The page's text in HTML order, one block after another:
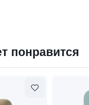
840 ₽
понравится